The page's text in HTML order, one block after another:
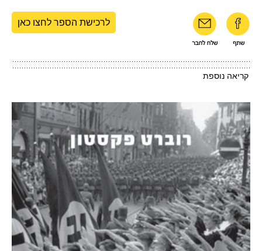
לרכישת הספר לחצו כאן
קריאה נוספת